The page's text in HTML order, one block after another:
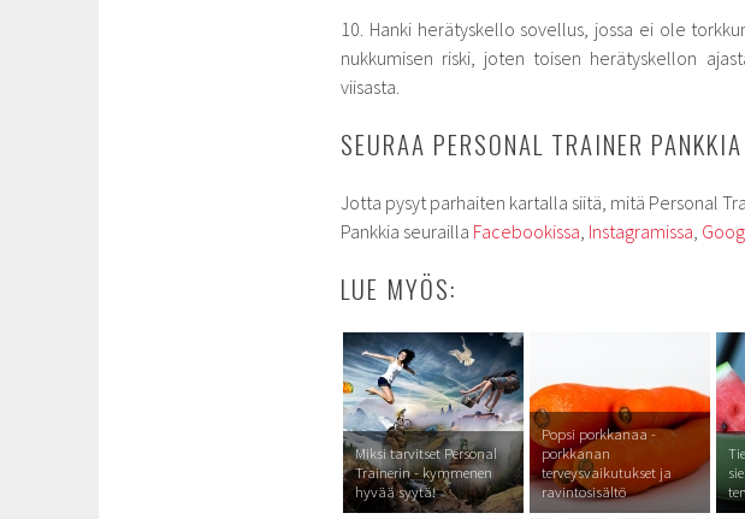
10. Hanki herätyskello sovellus, jossa ei ole
nukkumisen riski, joten toisen herätyskellon
viisasta.
SEURAA PERSONAL TRAINER
Jotta pysyt parhaiten kartalla siitä, mitä Personal
Pankkia seurailla Facebookissa Instagramissa
LUE MYÖS:
Miksi tarvitset Personal
Trainerin - kymmenen
hyvää syytä!
Popsi porkkanaa -
porkkanan
terveysvaikutukset ja
ravintosisältö